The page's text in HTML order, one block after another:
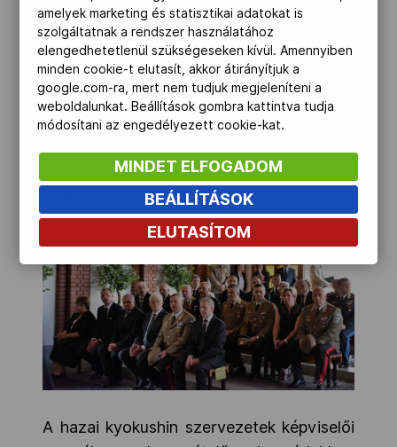
Kálmán ezredes kivételes katonai
pályafutását emelte ki.Szalai Ferenc
Szolnok polgármestere, a MOB
Gazdasági Bizottságának vezetője, az
„ezer szállal a városhoz kötődést” a
tradícionális Szolnok Kupát helyezte
megemlékezésének középpontjába.
A hazai kyokushin szervezetek képviselői
amelyek marketing és statisztikai adatokat is
szolgáltatnak a rendszer használatához
elengedhetetlenül szükségeseken kívül. Amennyiben
minden cookie-t elutasít, akkor átirányítjuk a
google.com-ra, mert nem tudjuk megjeleníteni a
weboldalunkat. Beállítások gombra kattintva tudja
módosítani az engedélyezett cookie-kat.
MINDET ELFOGADOM
BEÁLLÍTÁSOK
ELUTASÍTOM